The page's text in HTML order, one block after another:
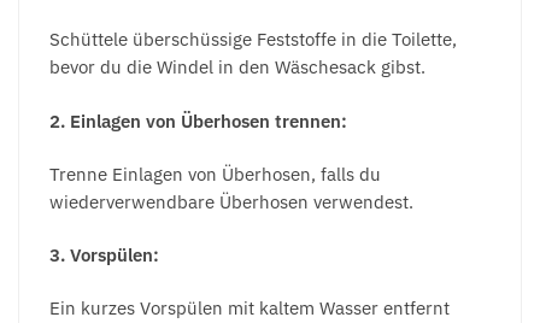
Schüttele überschüssige Feststoffe in die Toilette,
bevor du die Windel in den Wäschesack gibst.
2. Einlagen von Überhosen trennen:
Trenne Einlagen von Überhosen, falls du
wiederverwendbare Überhosen verwendest.
3. Vorspülen:
Ein kurzes Vorspülen mit kaltem Wasser entfernt